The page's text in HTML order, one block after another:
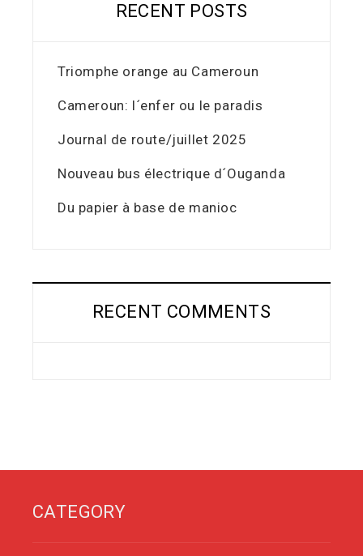
RECENT POSTS
Triomphe orange au Cameroun
Cameroun: l´enfer ou le paradis
Journal de route/juillet 2025
Nouveau bus électrique d´Ouganda
Du papier à base de manioc
RECENT COMMENTS
CATEGORY